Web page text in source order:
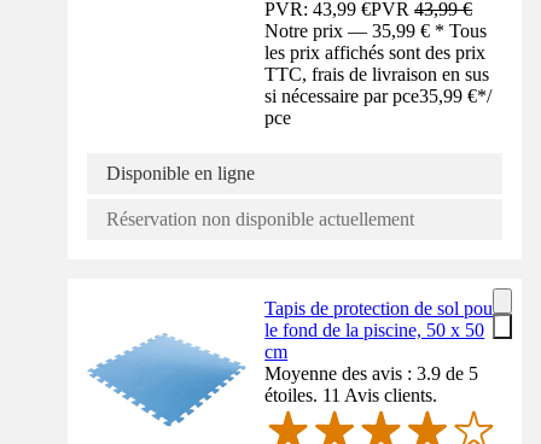
PVR: 43,99 €PVR43,99 €
Notre prix — 35,99 € * Tous
les prix affichés sont des prix
TTC, frais de livraison en sus
si nécessaire par pce35,99 €*/
pce
Disponible en ligne
Réservation non disponible actuellement
Tapis de protection de sol pour
le fond de la piscine, 50 x 50
cm
Moyenne des avis : 3.9 de 5
étoiles. 11 Avis clients.